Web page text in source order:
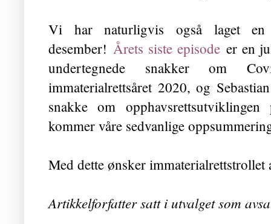
Vi har naturligvis også laget en
desember! Årets siste episodeer en
undertegnede snakker om
immaterialrettsåret 2020, og
snakke om
kommer våre sedvanlige
Med dette ønsker immaterialrettstrollet
Artikkelforfatter satt i utvalget som